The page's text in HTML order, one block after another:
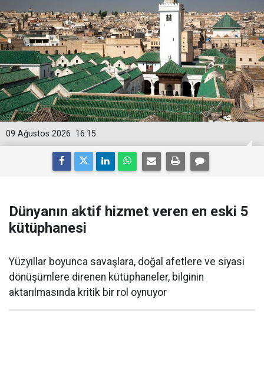
16:15
09 Ağustos 2026
Dünyanın aktif hizmet veren en eski 5
kütüphanesi
Yüzyıllar boyunca savaşlara, doğal afetlere ve siyasi
dönüşümlere direnen kütüphaneler, bilginin
aktarılmasında kritik bir rol oynuyor